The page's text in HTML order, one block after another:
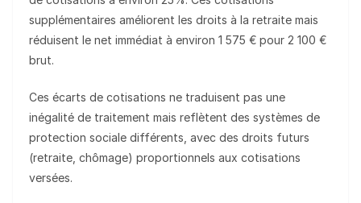
supplémentaires améliorent les droits à la retraite mais
réduisent le net immédiat à environ 1 575 € pour 2 100 €
brut.
Ces écarts de cotisations ne traduisent pas une
inégalité de traitement mais reflètent des systèmes de
protection sociale différents, avec des droits futurs
(retraite, chômage) proportionnels aux cotisations
versées.